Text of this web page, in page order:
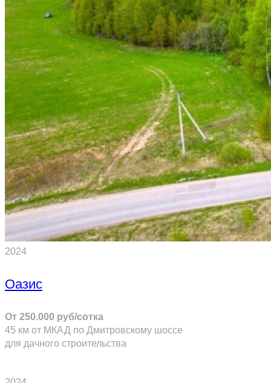
2024
Оазис
От 250.000 руб/сотка
45 км от МКАД по Дмитровскому шоссе
для дачного строительства